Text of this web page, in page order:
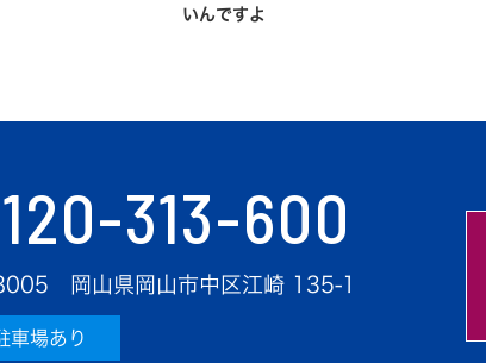
いんですよ
313-600
岡山県岡山市中区江崎 135-1
車場あり